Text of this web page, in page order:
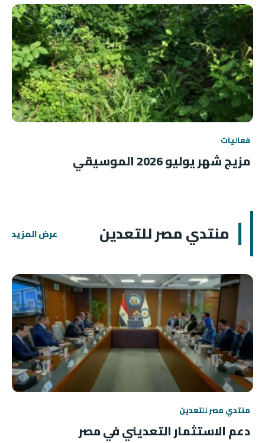
فعاليات
مزيج شهر يوليو 2026 الموسيقي
منتدي مصر للتعدين عرض المزيد
منتدي مصر للتعدين
دعم الاستثمار التعديني في مصر